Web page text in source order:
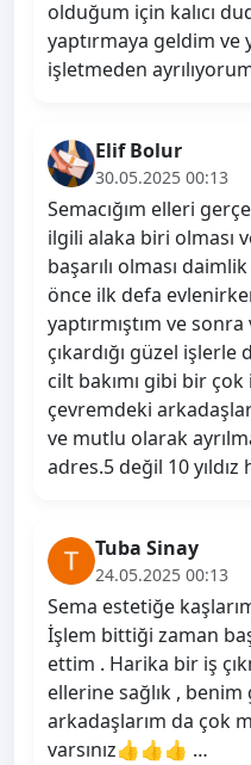
olduğum için kalıcı
yaptırmaya geldim
işletmeden
Elif Bolur
30.05.2025 00:13
Semacığım elleri
ilgili alaka biri olması
başarılı olması
önce ilk defa
yaptırmıştım ve
çıkardığı güzel
cilt bakımı gibi bir
çevremdeki
ve mutlu olarak
adres.5 değil 10 yıldız
Tuba Sinay
24.05.2025 00:13
Sema estetiğe
İşlem bittiği zaman
ettim . Harika bir iş
ellerine sağlık ,
arkadaşlarım da çok
varsınız👍👍👍 …